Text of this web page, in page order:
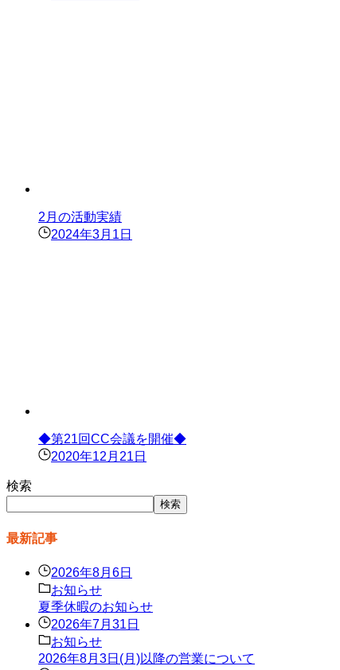
2月の活動実績
2024年3月1日
◆第21回CC会議を開催◆
2020年12月21日
検索
検索
最新記事
2026年8月6日
お知らせ
夏季休暇のお知らせ
2026年7月31日
お知らせ
2026年8月3日(月)以降の営業について